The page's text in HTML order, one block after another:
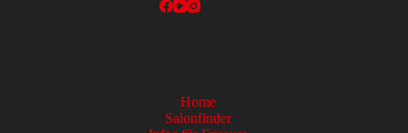
Home
Salonfinder